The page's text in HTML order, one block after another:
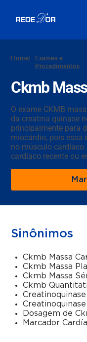
Home/
Exames e
Procedimentos
Ckmb
O exame CKMB
da creatina quinase
principalmente para
miocárdio, pois essa
no músculo
cardíaco recente ou
Sinônimos
Ckmb Massa
Ckmb Massa
Ckmb Massa
Ckmb
Dosagem de
Marcador